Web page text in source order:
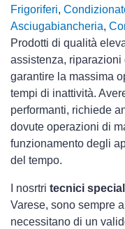
Frigoriferi,
Asciugabiancheria,
Prodotti di qualità
assistenza,
garantire la massima
tempi di inattività.
performanti, richiede
dovute operazioni di
funzionamento degli
del tempo.
I nosrtri tecnici
Varese, sono sempre
necessitano di un